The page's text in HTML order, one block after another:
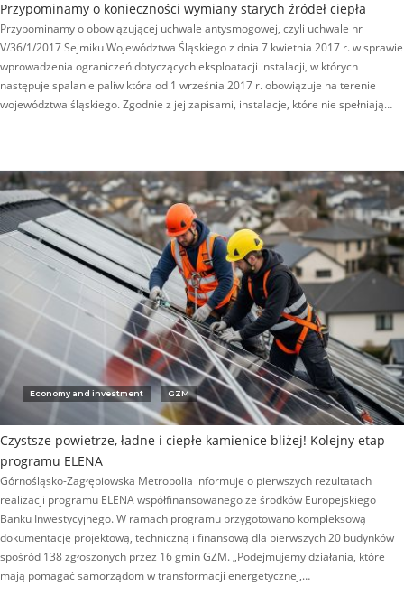
Przypominamy o konieczności wymiany starych źródeł ciepła
Przypominamy o obowiązującej uchwale antysmogowej, czyli uchwale nr
V/36/1/2017 Sejmiku Województwa Śląskiego z dnia 7 kwietnia 2017 r. w sprawie
wprowadzenia ograniczeń dotyczących eksploatacji instalacji, w których
następuje spalanie paliw która od 1 września 2017 r. obowiązuje na terenie
województwa śląskiego. Zgodnie z jej zapisami, instalacje, które nie spełniają…
Economy and investment GZM
Czystsze powietrze, ładne i ciepłe kamienice bliżej! Kolejny etap
programu ELENA
Górnośląsko-Zagłębiowska Metropolia informuje o pierwszych rezultatach
realizacji programu ELENA współfinansowanego ze środków Europejskiego
Banku Inwestycyjnego. W ramach programu przygotowano kompleksową
dokumentację projektową, techniczną i finansową dla pierwszych 20 budynków
spośród 138 zgłoszonych przez 16 gmin GZM. „Podejmujemy działania, które
mają pomagać samorządom w transformacji energetycznej,…